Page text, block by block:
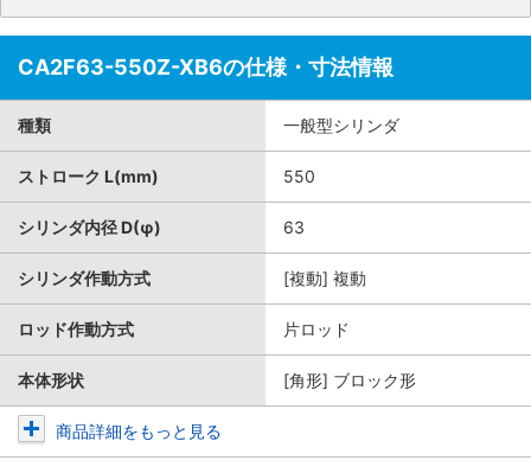
CA2F63-550Z-XB6の仕様・寸法情報
種類 一般型シリンダ
ストローク L(mm) 550
シリンダ内径 D(φ) 63
シリンダ作動方式 [複動] 複動
ロッド作動方式 片ロッド
本体形状 [角形] ブロック形
商品詳細をもっと見る